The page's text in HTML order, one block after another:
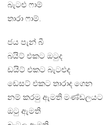
බැටළු ෆාම්
තාරා ෆාම්.
ජය පැන් බී
බයිට් එකට ඔටුද
ඩයිට් එකට බැටළුද
ඩෙසට් එකට තාරාද ගෙන
නම් කරමු ඇමති මණ්ඩලයට
ඔටු ඇමති